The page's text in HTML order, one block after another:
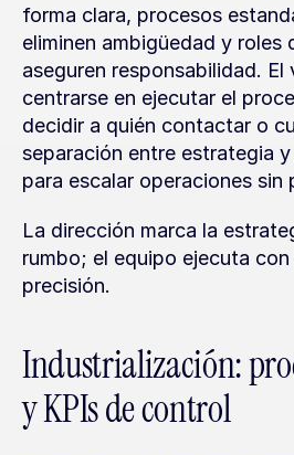
forma clara, procesos
eliminen ambigüedad y roles
aseguren responsabilidad. El
centrarse en ejecutar el
decidir a quién contactar o
separación entre estrategia
para escalar operaciones sin
La dirección marca la
rumbo; el equipo ejecuta
precisión.
Industrialización:
y KPIs de control